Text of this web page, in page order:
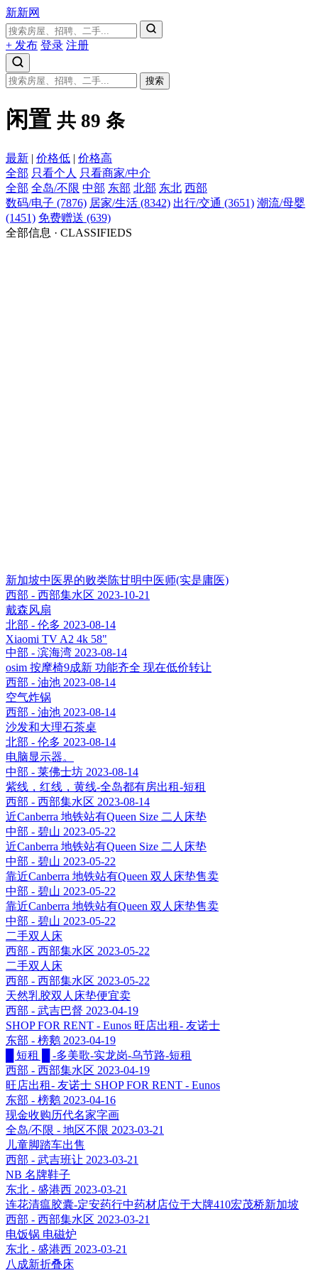
新新网
+ 发布 登录 注册
搜索
闲置 共 89 条
最新 | 价格低 | 价格高
全部 只看个人 只看商家/中介
全部 全岛/不限 中部 东部 北部 东北 西部
数码/电子 (7876) 居家/生活 (8342) 出行/交通 (3651) 潮流/母婴
(1451) 免费赠送 (639)
全部信息 · CLASSIFIEDS
新加坡中医界的败类陈甘明中医师(实是庸医)
西部 - 西部集水区 2023-10-21
戴森风扇
北部 - 伦多 2023-08-14
Xiaomi TV A2 4k 58"
中部 - 滨海湾 2023-08-14
osim 按摩椅9成新 功能齐全 现在低价转让
西部 - 油池 2023-08-14
空气炸锅
西部 - 油池 2023-08-14
沙发和大理石茶桌
北部 - 伦多 2023-08-14
电脑显示器。
中部 - 莱佛士坊 2023-08-14
紫线，红线，黄线-全岛都有房出租-短租
西部 - 西部集水区 2023-08-14
近Canberra 地铁站有Queen Size 二人床垫
中部 - 碧山 2023-05-22
近Canberra 地铁站有Queen Size 二人床垫
中部 - 碧山 2023-05-22
靠近Canberra 地铁站有Queen 双人床垫售卖
中部 - 碧山 2023-05-22
靠近Canberra 地铁站有Queen 双人床垫售卖
中部 - 碧山 2023-05-22
二手双人床
西部 - 西部集水区 2023-05-22
二手双人床
西部 - 西部集水区 2023-05-22
天然乳胶双人床垫便宜卖
西部 - 武吉巴督 2023-04-19
SHOP FOR RENT - Eunos 旺店出租- 友诺士
东部 - 榜鹅 2023-04-19
█ 短租 █ -多美歌-实龙岗-乌节路-短租
西部 - 西部集水区 2023-04-19
旺店出租- 友诺士 SHOP FOR RENT - Eunos
东部 - 榜鹅 2023-04-16
现金收购历代名家字画
全岛/不限 - 地区不限 2023-03-21
儿童脚踏车出售
西部 - 武吉班让 2023-03-21
NB 名牌鞋子
东北 - 盛港西 2023-03-21
连花清瘟胶囊-定安药行中药材店位于大牌410宏茂桥新加坡
西部 - 西部集水区 2023-03-21
电饭锅 电磁炉
东北 - 盛港西 2023-03-21
八成新折叠床